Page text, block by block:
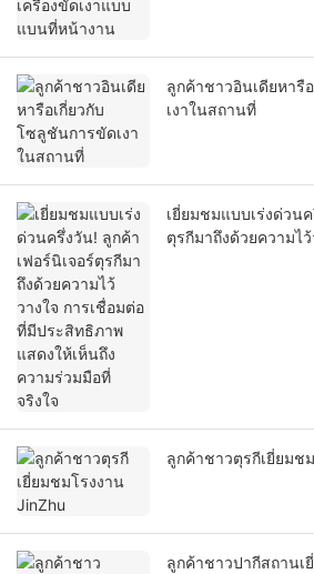
ลูกค้าชาวอินเดียหารื
เงาในสถานที่
เยี่ยมชมแบบเร่งด่วน
ตุรกีมาถึงด้วยความไ
ลูกค้าชาวตุรกีเยี่ยมช
ลูกค้าชาวปากีสถานเ